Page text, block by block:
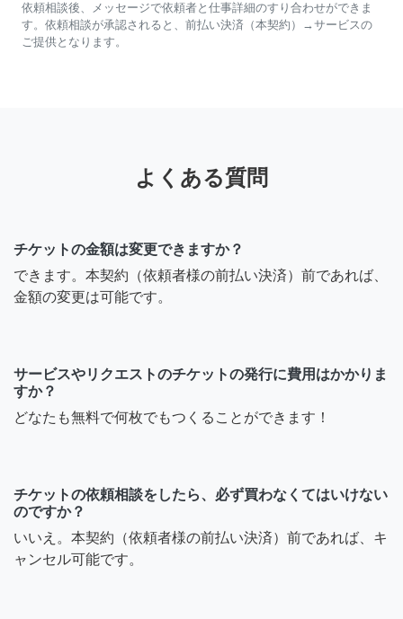
依頼相談後、メッセージで依頼者と仕事詳細のすり合わせができま
す。依頼相談が承認されると、前払い決済（本契約）→サービスの
ご提供となります。
よくある質問
チケットの金額は変更できますか？
できます。本契約（依頼者様の前払い決済）前であれば、
金額の変更は可能です。
サービスやリクエストのチケットの発行に費用はかかりま
すか？
どなたも無料で何枚でもつくることができます！
チケットの依頼相談をしたら、必ず買わなくてはいけない
のですか？
いいえ。本契約（依頼者様の前払い決済）前であれば、キ
ャンセル可能です。